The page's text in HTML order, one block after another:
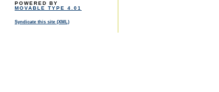
POWERED BY
MOVABLE TYPE 4.01
Syndicate this site (XML)